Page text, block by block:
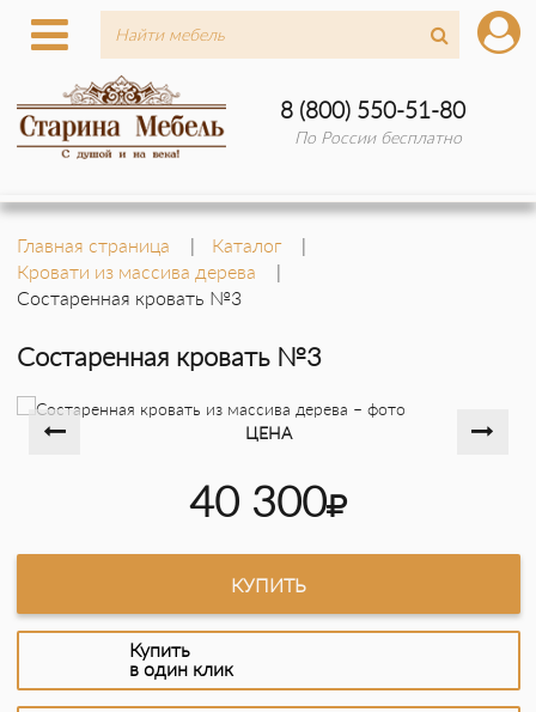
8 (800) 550-51-80
По России бесплатно
Главная страница
Каталог
Кровати из массива дерева
Состаренная кровать №3
Состаренная кровать №3
ЦЕНА
40 300
КУПИТЬ
Купить
в один клик